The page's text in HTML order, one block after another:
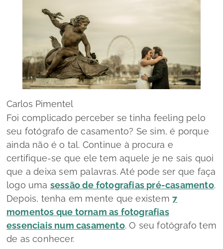
Carlos Pimentel
Foi complicado perceber se tinha feeling pelo
seu fotógrafo de casamento? Se sim, é porque
ainda não é o tal. Continue à procura e
certifique-se que ele tem aquele je ne sais quoi
que a deixa sem palavras. Até pode ser que faça
logo uma sessão de fotografias pré-casamento.
Depois, tenha em mente que existem7
momentos que tornam as fotografias
essenciais num casamento. O seu fotógrafo tem
de as conhecer.